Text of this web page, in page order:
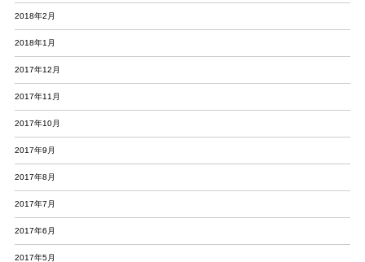
2018年2月
2018年1月
2017年12月
2017年11月
2017年10月
2017年9月
2017年8月
2017年7月
2017年6月
2017年5月